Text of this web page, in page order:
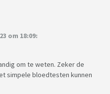
om 18:09:
om te weten. Zeker de
simpele bloedtesten kunnen